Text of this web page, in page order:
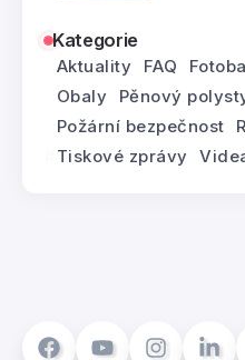
Kategorie
Aktuality FAQ
Obaly
Pěnový
Požární bezpečnost
Tiskové zprávy